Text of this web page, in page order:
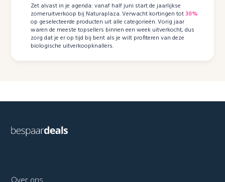
Zet alvast in je agenda: vanaf half juni start de jaarlijkse
zomeruitverkoop bij Naturaplaza. Verwacht kortingen tot30%
op geselecteerde producten uit alle categorieën. Vorig jaar
waren de meeste topsellers binnen een week uitverkocht, dus
zorg dat je er op tijd bij bent als je wilt profiteren van deze
biologische uitverkoopknallers.
Over ons